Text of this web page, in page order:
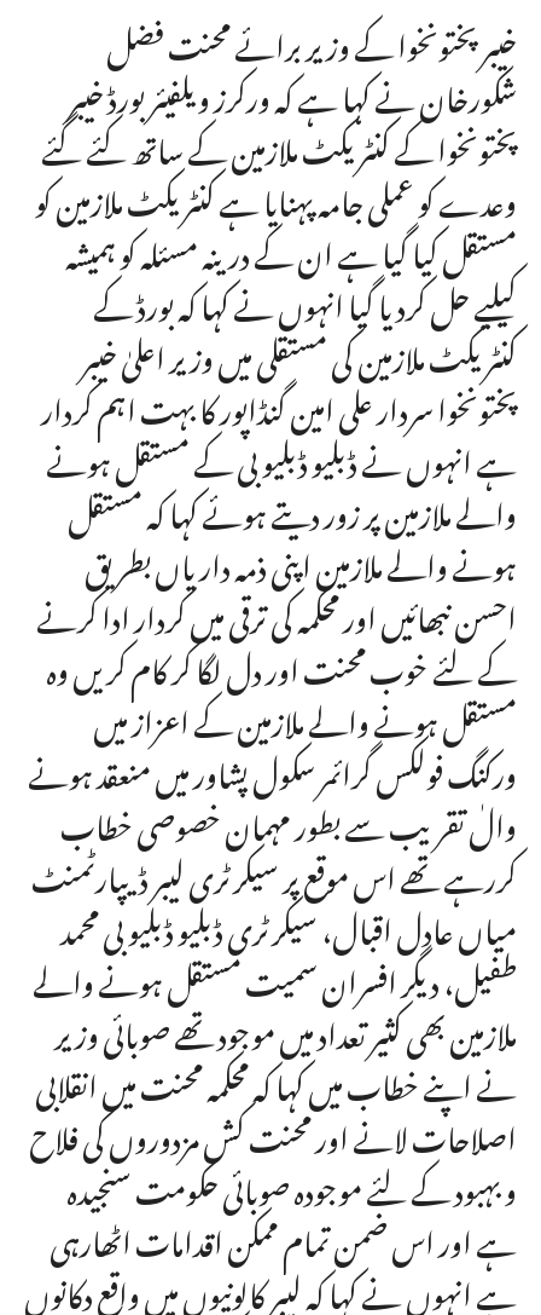
خیبر پختونخوا کے وزیر برائے محنت فضل
شکورخان نے کہا ہے کہ ورکرز ویلفیئر بورڈ خیبر
پختونخوا کے کنٹریکٹ ملازمین کے ساتھ کئے گئے
وعدے کو عملی جامہ پہنایا ہے کنٹریکٹ ملازمین کو
مستقل کیا گیا ہے ان کے درینہ مسئلہ کو ہمیشہ
کیلیے حل کردیا گیا انہوں نے کہا کہ بورڈ کے
کنٹریکٹ ملازمین کی مستقلی میں وزیر اعلیٰ خیبر
پختونخوا سردار علی امین گنڈاپور کا بہت اہم کردار
ہے انہوں نے ڈبلیو ڈبلیو بی کے مستقل ہونے
والے ملازمین پر زور دیتے ہوئے کہا کہ مستقل
ہونے والے ملازمین اپنی ذمہ داریاں بطریق
احسن نبھائیں اور محکمہ کی ترقی میں کردار ادا کرنے
کے لئے خوب محنت اور دل لگا کر کام کریں وہ
مستقل ہونے والے ملازمین کے اعزاز میں
ورکنگ فولکس گرائمر سکول پشاور میں منعقد ہونے
والٰ تقریب سے بطور مہمان خصوصی خطاب
کررہے تھے اس موقع پر سیکرٹری لیبر ڈیپارٹمنٹ
میاں عادل اقبال، سیکرٹری ڈبلیو ڈبلیو بی محمد
طفیل، دیگر افسران سمیت مستقل ہونے والے
ملازمین بھی کثیر تعداد میں موجود تھے صوبائی وزیر
نے اپنے خطاب میں کہا کہ محکمہ محنت میں انقلابی
اصلاحات لانے اور محنت کش مزدوروں کی فلاح
و بہبود کے لئے موجودہ صوبائی حکومت سنجیدہ
ہے اور اس ضمن تمام ممکن اقدامات اٹھارہی
ہے انہوں نے کہا کہ لیبر کالونیوں میں واقع دکانوں